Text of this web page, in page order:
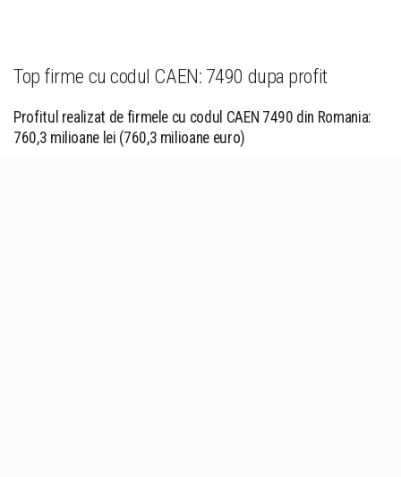
Top firme cu codul CAEN: 7490 dupa profit
Profitul realizat de firmele cu codul CAEN 7490 din Romania:
760,3 milioane lei (760,3 milioane euro)